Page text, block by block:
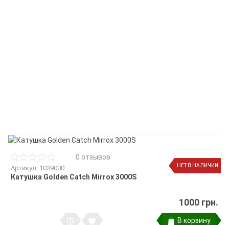
НЕТ В НАЛИЧИИ
0 отзывов
Артикул: 1039000
Катушка Golden Catch Mirrox 3000S
1000 грн.
В корзину